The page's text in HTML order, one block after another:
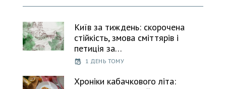
Київ за тиждень: скорочена
стійкість, змова сміттярів і
петиція за…
1 ДЕНЬ ТОМУ
Хроніки кабачкового літа: